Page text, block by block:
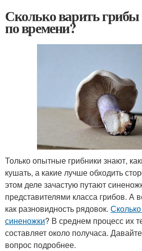
Сколько варить
по времени?
Только опытные грибники знают,
кушать, а какие лучше обходить
этом деле зачастую путают
представителями класса грибов. А
как разновидность рядовок.
синеножки? В среднем процесс их
составляет около получаса.
вопрос подробнее.